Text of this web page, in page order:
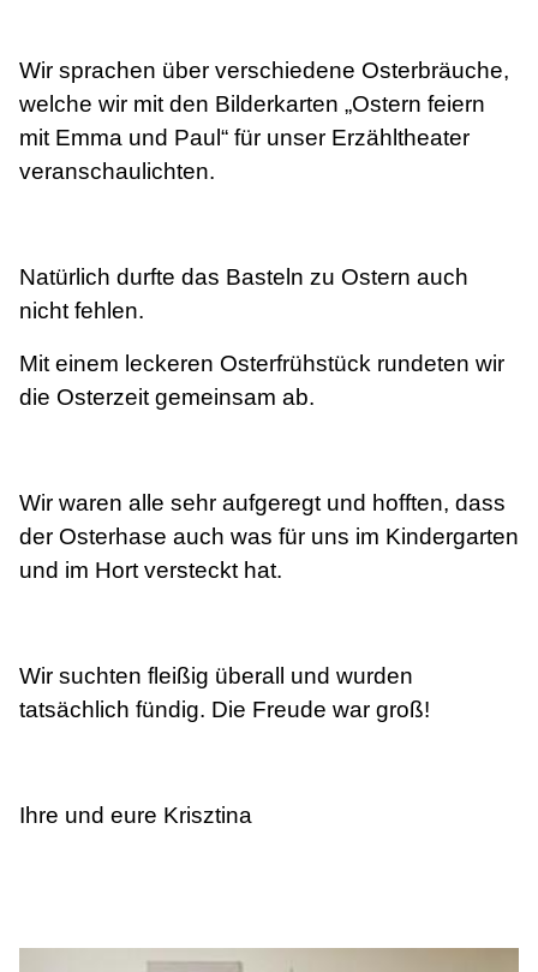
Wir sprachen über verschiedene Osterbräuche,
welche wir mit den Bilderkarten „Ostern feiern
mit Emma und Paul“ für unser Erzähltheater
veranschaulichten.
Natürlich durfte das Basteln zu Ostern auch
nicht fehlen.
Mit einem leckeren Osterfrühstück rundeten wir
die Osterzeit gemeinsam ab.
Wir waren alle sehr aufgeregt und hofften, dass
der Osterhase auch was für uns im Kindergarten
und im Hort versteckt hat.
Wir suchten fleißig überall und wurden
tatsächlich fündig. Die Freude war groß!
Ihre und eure Krisztina